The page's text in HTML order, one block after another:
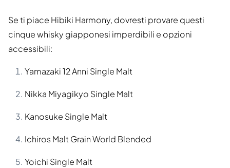
Se ti piace Hibiki Harmony, dovresti provare questi
cinque whisky giapponesi imperdibili e opzioni
accessibili:
Yamazaki 12 Anni Single Malt
Nikka Miyagikyo Single Malt
Kanosuke Single Malt
Ichiros Malt Grain World Blended
Yoichi Single Malt